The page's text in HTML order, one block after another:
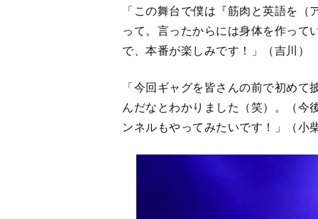
「この舞台で僕は『筋肉と英語を
って。言ったからには身体を作って
で、本番が楽しみです！」（吉川）
「今回ギャグを皆さんの前で初め
んだなとわかりました（笑）。（今
ンネルもやってみたいです！」（小柴